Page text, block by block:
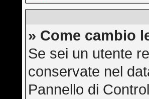
» Come cambio
Se sei un utente
conservate nel
Pannello di